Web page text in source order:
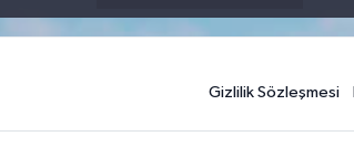
Gizlilik Sözleşmesi